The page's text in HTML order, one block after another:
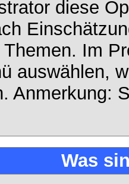
diese
Im
auswählen,
Anmerkung:
Was